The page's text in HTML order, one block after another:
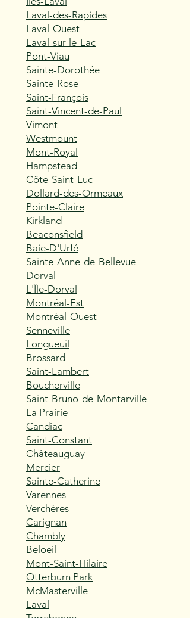
Laval-des-Rapides
Laval-Ouest
Laval-sur-le-Lac
Pont-Viau
Sainte-Dorothée
Sainte-Rose
Saint-François
Saint-Vincent-de-Paul
Vimont
Westmount
Mont-Royal
Hampstead
Côte-Saint-Luc
Dollard-des-Ormeaux
Pointe-Claire
Kirkland
Beaconsfield
Baie-D'Urfé
Sainte-Anne-de-Bellevue
Dorval
L'Île-Dorval
Montréal-Est
Montréal-Ouest
Senneville
Longueuil
Brossard
Saint-Lambert
Boucherville
Saint-Bruno-de-Montarville
La Prairie
Candiac
Saint-Constant
Châteauguay
Mercier
Sainte-Catherine
Varennes
Verchères
Carignan
Chambly
Beloeil
Mont-Saint-Hilaire
Otterburn Park
McMasterville
Laval